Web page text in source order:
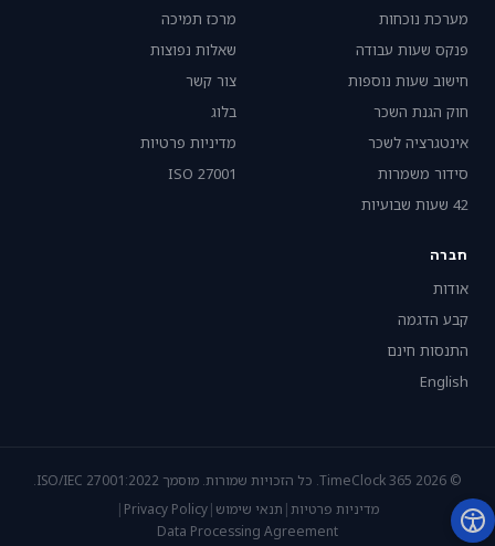
מערכת נוכחות
פנקס שעות עבודה
חישוב שעות נוספות
חוק הגנת השכר
אינטגרציה לשכר
סידור משמרות
42 שעות שבועיות
מרכז תמיכה
שאלות נפוצות
צור קשר
בלוג
מדיניות פרטיות
ISO 27001
חברה
אודות
קבע הדגמה
התנסות חינם
English
© 2026 TimeClock 365. כל הזכויות שמורות. מוסמך ISO/IEC 27001:2022.
מדיניות פרטיות| תנאי שימוש |
Privacy Policy
|
Data Processing Agreement